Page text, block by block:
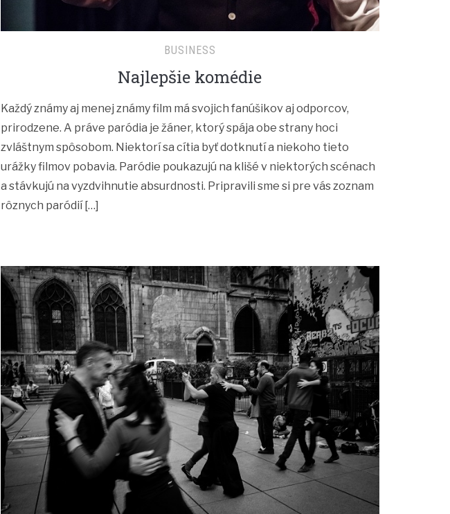
BUSINESS
Najlepšie komédie
Každý známy aj menej známy film má svojich fanúšikov aj odporcov,
prirodzene. A práve paródia je žáner, ktorý spája obe strany hoci
zvláštnym spôsobom. Niektorí sa cítia byť dotknutí a niekoho tieto
urážky filmov pobavia. Paródie poukazujú na klišé v niektorých scénach
a stávkujú na vyzdvihnutie absurdnosti. Pripravili sme si pre vás zoznam
rôznych paródií […]